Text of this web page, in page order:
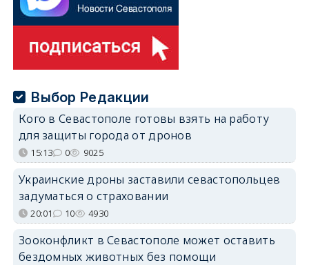
Выбор Редакции
Кого в Севастополе готовы взять на работу
для защиты города от дронов
15:13 0 9025
Украинские дроны заставили севастопольцев
задуматься о страховании
20:01 10 4930
Зооконфликт в Севастополе может оставить
бездомных животных без помощи